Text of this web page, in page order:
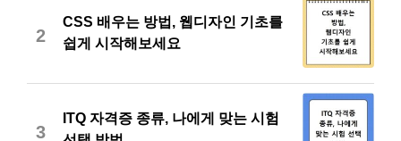
2
CSS 배우는 방법, 웹디자인 기초를
쉽게 시작해보세요
3
ITQ 자격증 종류, 나에게 맞는 시험